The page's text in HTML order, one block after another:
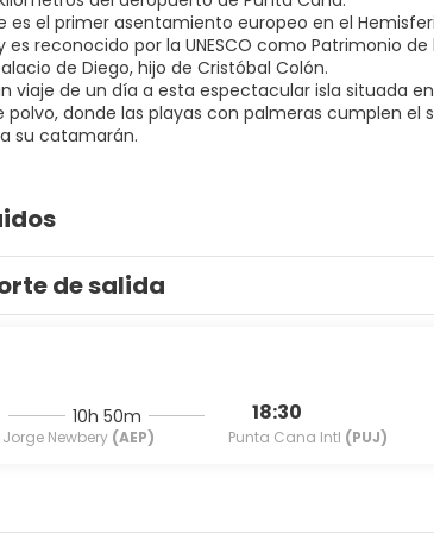
es el primer asentamiento europeo en el
es reconocido por la UNESCO como Patrimonio
de Diego, hijo de Cristóbal Colón.
viaje de un día a esta espectacular isla situada
polvo, donde las playas con palmeras cumplen el
de salida
Newbery (AEP)
10h 50m 18:30
Punta Cana Intl (PUJ)